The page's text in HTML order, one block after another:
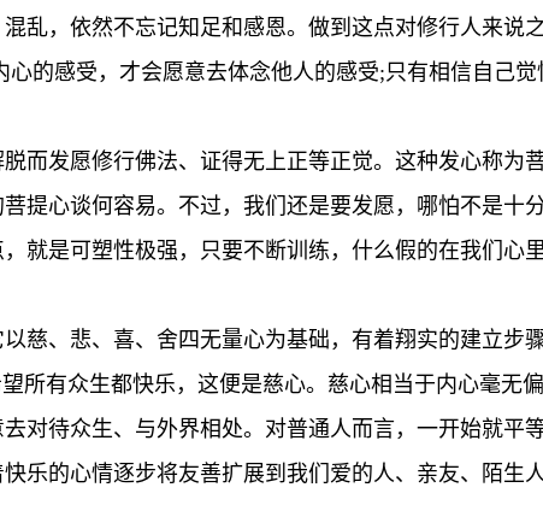
乱，依然不忘记知足和感恩。做到这点对修行人来说
心的感受，才会愿意去体念他人的感受;只有相信自己
而发愿修行佛法、证得无上正等正觉。这种发心称为
提心谈何容易。不过，我们还是要发愿，哪怕不是十
就是可塑性极强，只要不断训练，什么假的在我们心
慈、悲、喜、舍四无量心为基础，有着翔实的建立步骤
所有众生都快乐，这便是慈心。慈心相当于内心毫无
对待众生、与外界相处。对普通人而言，一开始就平
乐的心情逐步将友善扩展到我们爱的人、亲友、陌生